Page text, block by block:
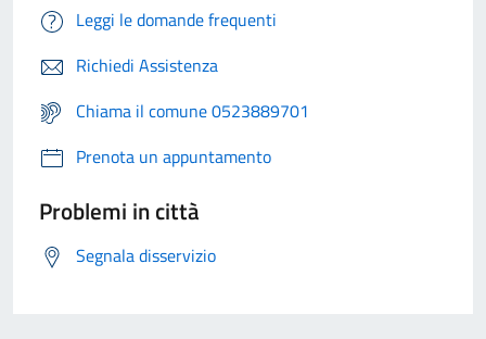
Leggi le domande frequenti
Richiedi Assistenza
Chiama il comune 0523889701
Prenota un appuntamento
Problemi in città
Segnala disservizio